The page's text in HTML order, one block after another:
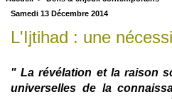
Samedi 13 Décembre 2014
L'Ijtihad : une
" La révélation et la raison
universelles de la